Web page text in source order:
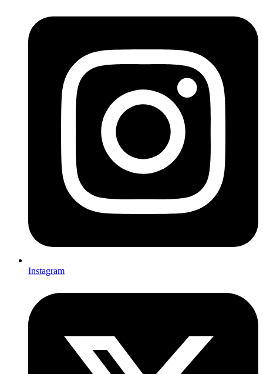
Instagram